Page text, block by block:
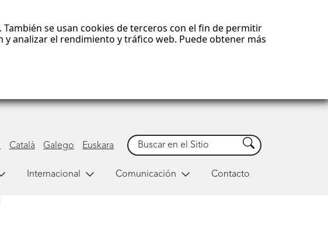
se usan cookies de terceros con el fin de permitir
analizar el rendimiento y tráfico web. Puede obtener más
Català Galego Euskara
Buscar Buscar
Internacional Comunicación Contacto